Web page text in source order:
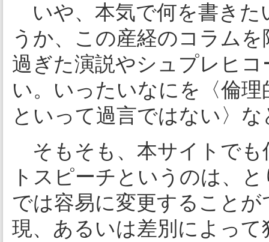
いや、本気で何を書きた
うか、この産経のコラム
過ぎた演説やシュプレヒ
い。いったいなにを〈倫
といって過言ではない〉
そもそも、本サイトでも
トスピーチというのは、
では容易に変更すること
現、あるいは差別によっ